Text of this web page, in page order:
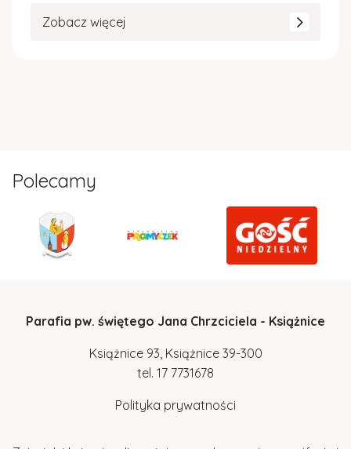
Zobacz więcej
Polecamy
Parafia pw. świętego Jana Chrzciciela - Książnice
Książnice 93, Książnice 39-300
tel. 17 7731678
Polityka prywatności